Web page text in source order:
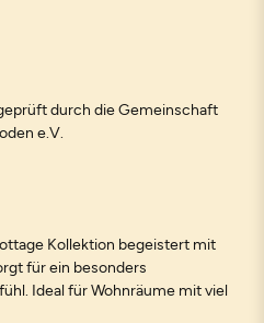
durch die Gemeinschaft
e.V.
Kollektion begeistert mit
für ein besonders
Ideal für Wohnräume mit viel